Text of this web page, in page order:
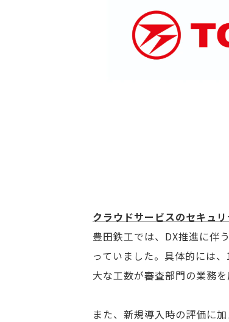
クラウドサービスのセキュ
豊田鉄工では、DX推進に伴
っていました。具体的には
大な工数が審査部門の業務
また、新規導入時の評価に